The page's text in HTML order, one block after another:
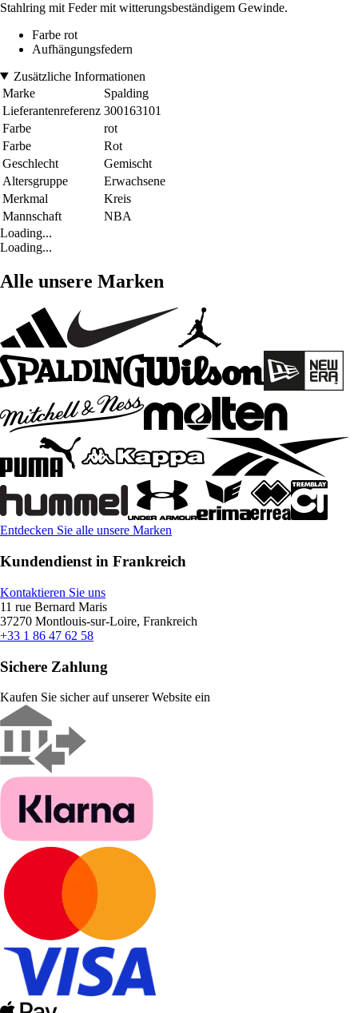
Stahlring mit Feder mit witterungsbeständigem Gewinde.
Farbe rot
Aufhängungsfedern
Zusätzliche Informationen
Marke
Spalding
Lieferantenreferenz 300163101
Farbe
rot
Farbe
Rot
Geschlecht
Gemischt
Altersgruppe
Erwachsene
Merkmal
Kreis
Mannschaft
NBA
Loading...
Loading...
Alle unsere Marken
Entdecken Sie alle unsere Marken
Kundendienst in Frankreich
Kontaktieren Sie uns
11 rue Bernard Maris
37270 Montlouis-sur-Loire, Frankreich
+33 1 86 47 62 58
Sichere Zahlung
Kaufen Sie sicher auf unserer Website ein